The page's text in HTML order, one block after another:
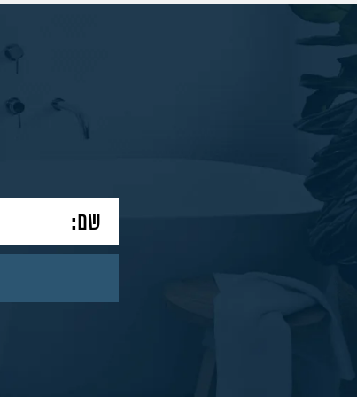
מאמרים
צור